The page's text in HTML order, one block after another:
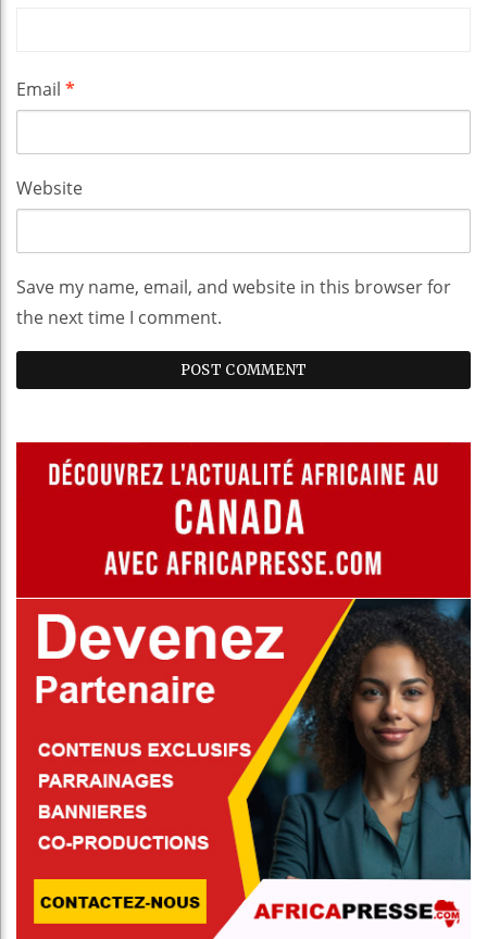
Email *
Website
Save my name, email, and website in this browser for
the next time I comment.